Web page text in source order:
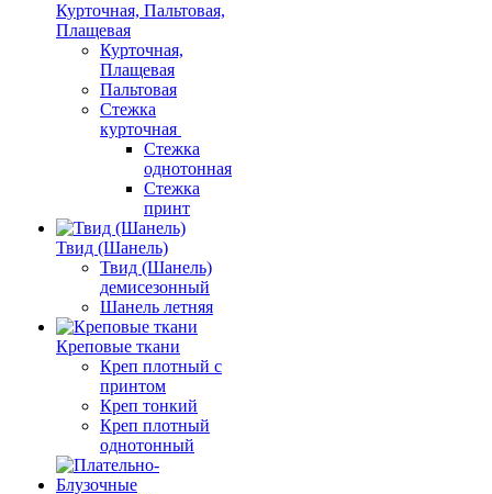
Курточная, Пальтовая,
Плащевая
Курточная,
Плащевая
Пальтовая
Стежка
курточная
Стежка
однотонная
Стежка
принт
Твид (Шанель)
Твид (Шанель)
демисезонный
Шанель летняя
Креповые ткани
Креп плотный с
принтом
Креп тонкий
Креп плотный
однотонный